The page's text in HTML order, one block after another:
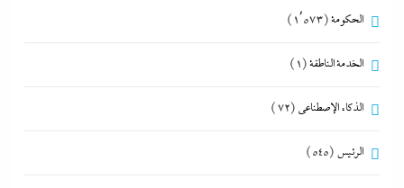
الحكومة(1٬573)
الخدمة الناطقة(1)
الذكاء الإصطناعي (72)
الرئيس (545)